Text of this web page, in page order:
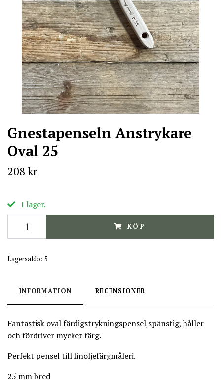
Gnestapenseln Anstrykare
Oval 25
208 kr
I lager.
KÖP
Lagersaldo: 5
INFORMATION RECENSIONER
Fantastisk oval färdigstrykningspensel,spänstig, håller
och fördriver mycket färg.
Perfekt pensel till linoljefärgmåleri.
25 mm bred